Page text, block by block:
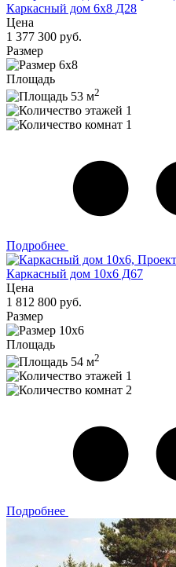
Каркасный дом 6х8 Д28
Цена
1 377 300 руб.
Размер
6х8
Площадь
53 м2
1
1
Подробнее
Каркасный дом 10х6 Д67
Цена
1 812 800 руб.
Размер
10х6
Площадь
54 м2
1
2
Подробнее